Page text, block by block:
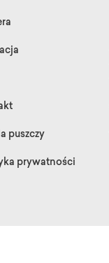
puszczy
prywatności